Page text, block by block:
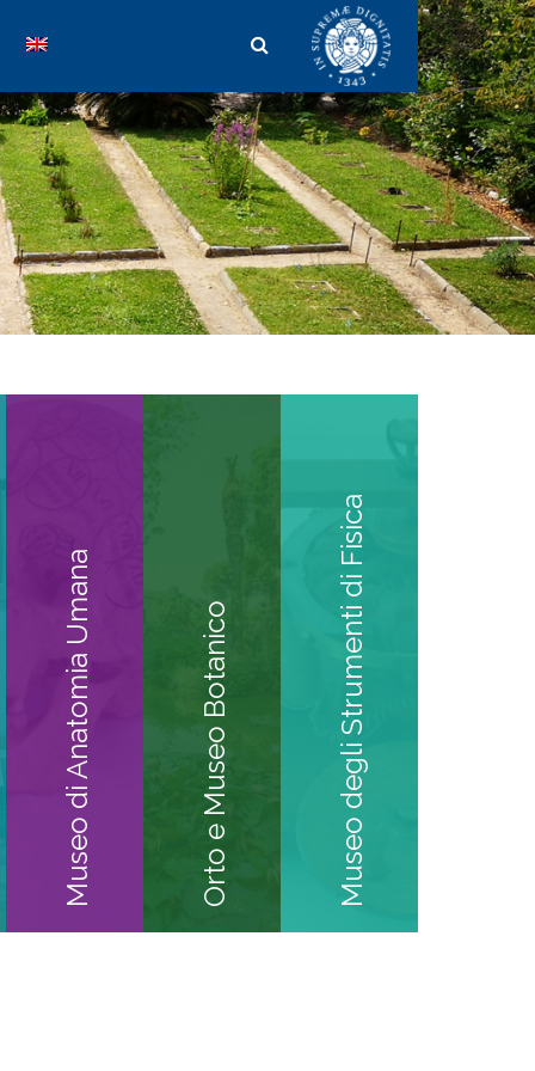
Museo di Anatomia Umana Orto e Museo Botanico Museo degli Strumenti di Fisica